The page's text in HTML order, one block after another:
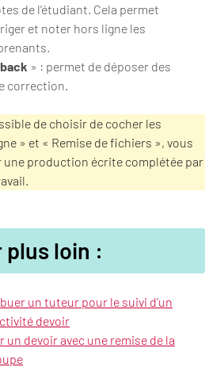
de l’étudiant. Cela permet
et noter hors ligne les
» : permet de déposer des
correction.
de choisir de cocher les
» et « Remise de fichiers », vous
une production écrite complétée par
plus loin :
un tuteur pour le suivi d’un
devoir
un devoir avec une remise de la